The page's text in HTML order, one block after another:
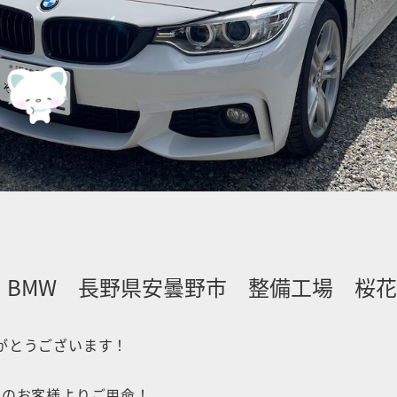
BMW 長野県安曇野市 整備工場 桜
うございます！